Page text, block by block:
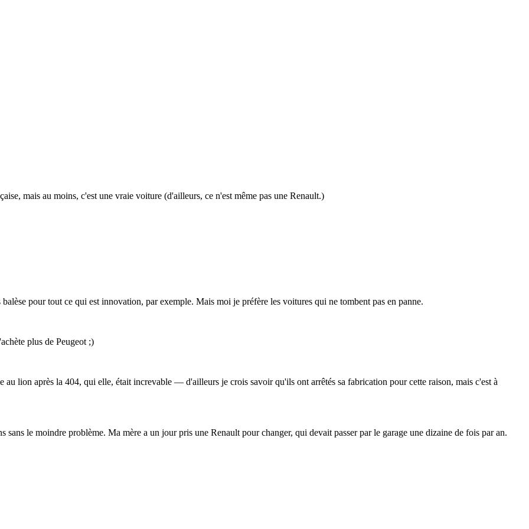
mais au moins, c'est une vraie voiture (d'ailleurs, ce n'est même pas une Renault.)
pour tout ce qui est innovation, par exemple. Mais moi je préfère les voitures qui ne tombent pas en panne.
plus de Peugeot ;)
au lion après la 404, qui elle, était increvable — d'ailleurs je crois savoir qu'ils ont arrêtés sa fabrication pour cette raison, mais c'est à
sans le moindre problème. Ma mère a un jour pris une Renault pour changer, qui devait passer par le garage une dizaine de fois par an.